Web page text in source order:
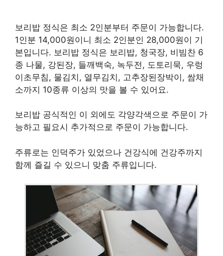
보리밥 정식은 최소 2인분부터 주문이 가능합니다.
1인분 14,000원이니 최소 2인분인 28,000원이 기
본입니다. 보리밥 정식은 보리밥, 청국장, 비빔찬 6
종 나물, 강된장, 들깨백숙, 녹두전, 도토리묵, 우렁
이초무침, 물김치, 열무김치, 고추장된장박이, 쌈채
소까지 10종류 이상의 맛을 볼 수 있어요.
보리밥 공식적인 이 외에도 각양각색으로 주문이 가
능하고 필요시 추가적으로 주문이 가능합니다.
주류로는 인덕주가 있었으나 건강식에 건강주까지
함께 즐길 수 있으니 맞춤 주류입니다.